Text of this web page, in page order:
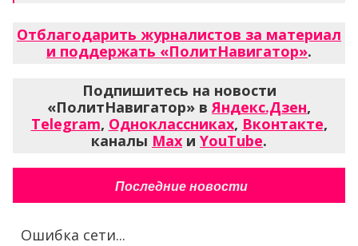
Отблагодарить журналистов за материал
и поддержать «ПолитНавигатор».
Подпишитесь на новости
«ПолитНавигатор» вЯндекс.Дзен,
Telegram, Одноклассниках, Вконтакте,
каналы Max и YouTube.
Последние новости
Ошибка сети...